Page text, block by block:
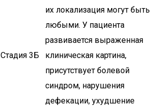
Стадия 3Б
их локализация могут быть
любыми. У пациента
развивается выраженная
клиническая картина,
присутствует болевой
синдром, нарушения
дефекации, ухудшение